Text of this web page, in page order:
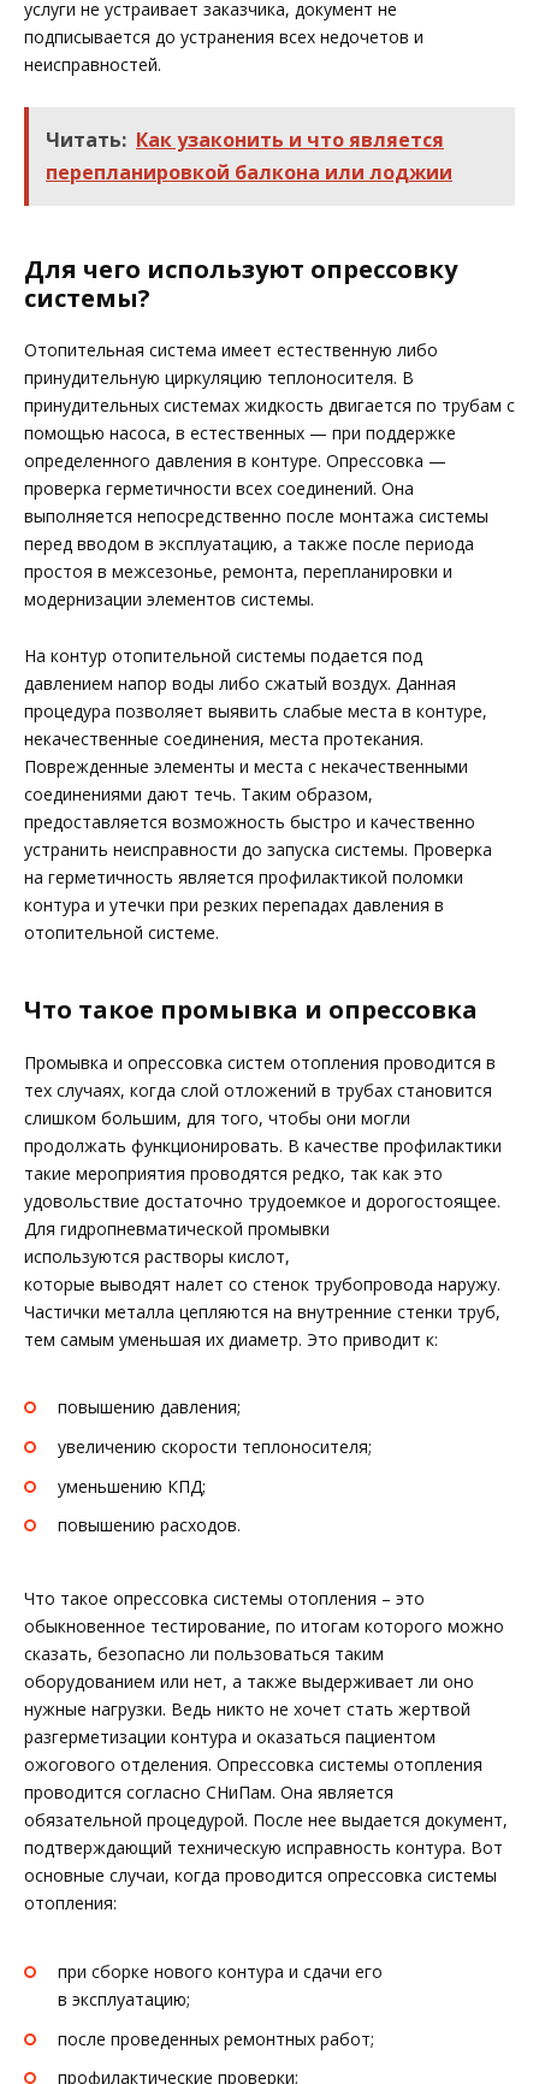
услуги не устраивает заказчика, документ не
подписывается до устранения всех недочетов и
неисправностей.
Читать: Как узаконить и что является
перепланировкой балкона или лоджии
Для чего используют опрессовку
системы?
Отопительная система имеет естественную либо
принудительную циркуляцию теплоносителя. В
принудительных системах жидкость двигается по трубам с
помощью насоса, в естественных — при поддержке
определенного давления в контуре. Опрессовка —
проверка герметичности всех соединений. Она
выполняется непосредственно после монтажа системы
перед вводом в эксплуатацию, а также после периода
простоя в межсезонье, ремонта, перепланировки и
модернизации элементов системы.
На контур отопительной системы подается под
давлением напор воды либо сжатый воздух. Данная
процедура позволяет выявить слабые места в контуре,
некачественные соединения, места протекания.
Поврежденные элементы и места с некачественными
соединениями дают течь. Таким образом,
предоставляется возможность быстро и качественно
устранить неисправности до запуска системы. Проверка
на герметичность является профилактикой поломки
контура и утечки при резких перепадах давления в
отопительной системе.
Что такое промывка и опрессовка
Промывка и опрессовка систем отопления проводится в
тех случаях, когда слой отложений в трубах становится
слишком большим, для того, чтобы они могли
продолжать функционировать. В качестве профилактики
такие мероприятия проводятся редко, так как это
удовольствие достаточно трудоемкое и дорогостоящее.
Для гидропневматической промывки
используются растворы кислот,
которые выводят налет со стенок трубопровода наружу.
Частички металла цепляются на внутренние стенки труб,
тем самым уменьшая их диаметр. Это приводит к:
повышению давления;
увеличению скорости теплоносителя;
уменьшению КПД;
повышению расходов.
Что такое опрессовка системы отопления – это
обыкновенное тестирование, по итогам которого можно
сказать, безопасно ли пользоваться таким
оборудованием или нет, а также выдерживает ли оно
нужные нагрузки. Ведь никто не хочет стать жертвой
разгерметизации контура и оказаться пациентом
ожогового отделения. Опрессовка системы отопления
проводится согласно СНиПам. Она является
обязательной процедурой. После нее выдается документ,
подтверждающий техническую исправность контура. Вот
основные случаи, когда проводится опрессовка системы
отопления:
при сборке нового контура и сдачи его
в эксплуатацию;
после проведенных ремонтных работ;
профилактические проверки;